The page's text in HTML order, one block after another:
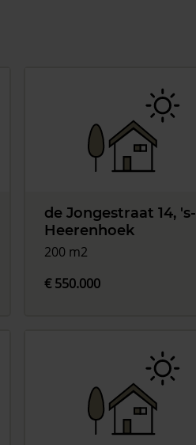
de Jongestraat 14, 's-
Heerenhoek
200 m2
€ 550.000